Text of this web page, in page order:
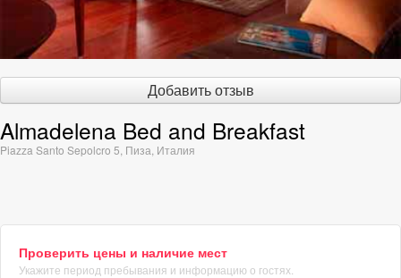
Добавить отзыв
Almadelena Bed and Breakfast
Piazza Santo Sepolcro 5 Пиза Италия
Проверить цены и наличие мест
Укажите период пребывания и информацию о гостях.